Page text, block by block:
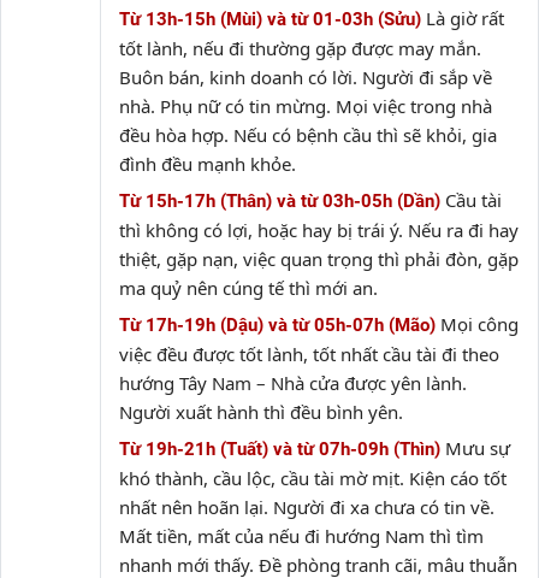
Từ 13h-15h (Mùi) và từ 01-03h (Sửu) Là giờ rất
tốt lành, nếu đi thường gặp được may mắn.
Buôn bán, kinh doanh có lời. Người đi sắp về
nhà. Phụ nữ có tin mừng. Mọi việc trong nhà
đều hòa hợp. Nếu có bệnh cầu thì sẽ khỏi, gia
đình đều mạnh khỏe.
Từ 15h-17h (Thân) và từ 03h-05h (Dần) Cầu tài
thì không có lợi, hoặc hay bị trái ý. Nếu ra đi hay
thiệt, gặp nạn, việc quan trọng thì phải đòn, gặp
ma quỷ nên cúng tế thì mới an.
Từ 17h-19h (Dậu) và từ 05h-07h (Mão) Mọi công
việc đều được tốt lành, tốt nhất cầu tài đi theo
hướng Tây Nam – Nhà cửa được yên lành.
Người xuất hành thì đều bình yên.
Từ 19h-21h (Tuất) và từ 07h-09h (Thìn) Mưu sự
khó thành, cầu lộc, cầu tài mờ mịt. Kiện cáo tốt
nhất nên hoãn lại. Người đi xa chưa có tin về.
Mất tiền, mất của nếu đi hướng Nam thì tìm
nhanh mới thấy. Đề phòng tranh cãi, mâu thuẫn